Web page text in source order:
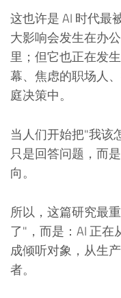
这也许是 AI 时代最
大影响会发生在办
里；但它也正在发
幕、焦虑的职场人
庭决策中。
当人们开始把"我该
只是回答问题，而
向。
所以，这篇研究最
了"，而是：AI 正
成倾听对象，从生
者。